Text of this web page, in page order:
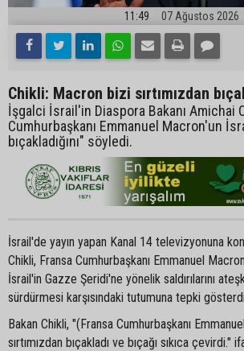
11:49 07 Ağustos 2026
Chikli: Macron bizi sırtımızdan
İşgalci İsrail'in Diaspora Bakanı Amichai
Cumhurbaşkanı Emmanuel Macron'un
bıçakladığını" söyledi.
İsrail'de yayın yapan Kanal 14 televizyonuna
Chikli, Fransa Cumhurbaşkanı Emmanuel
İsrail'in Gazze Şeridi'ne yönelik saldırılarını
sürdürmesi karşısındaki tutumuna tepki
Bakan Chikli, "(Fransa Cumhurbaşkanı
sırtımızdan bıçakladı ve bıçağı sıkıca çevirdi."